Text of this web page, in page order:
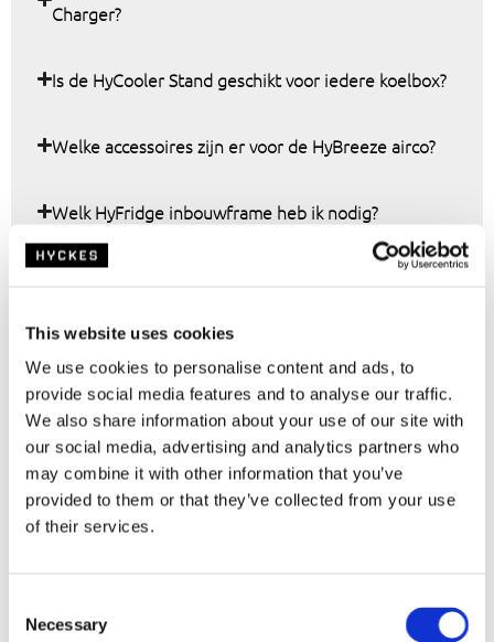
This website uses cookies
We use cookies to personalise content and ads, to
provide social media features and to analyse our traffic.
We also share information about your use of our site with
our social media, advertising and analytics partners who
may combine it with other information that you’ve
provided to them or that they’ve collected from your use
of their services.
Necessary
Charger?
Is de HyCooler Stand geschikt voor iedere koelbox?
Welke accessoires zijn er voor de HyBreeze airco?
Welk HyFridge inbouwframe heb ik nodig?
Hyckes accessoires voor
koelboxen, koelkasten en airco’s
Met de juiste Hyckes accessoires haal je meer uit je HyCooler,
HyFridge of HyBreeze. Of je nu langer zonder vaste stroom wilt
koelen, je koelbox stabieler wilt neerzetten of je airco ook thuis
wilt gebruiken: met de accessoires maak je jouw product
praktischer in gebruik.
voedingskabels, adapters, inbouwframes, airco-accessoires en een